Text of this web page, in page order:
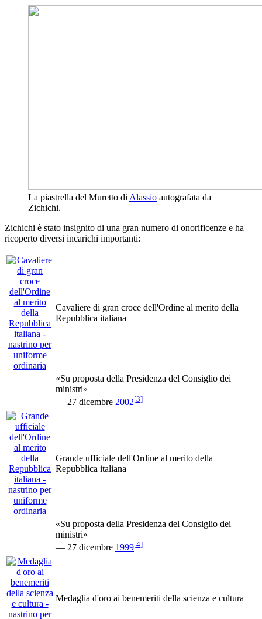
La piastrella del Muretto di Alassio autografata da
Zichichi.
Zichichi è stato insignito di una gran numero di onorificenze e ha
ricoperto diversi incarichi importanti:
Cavaliere di gran croce dell'Ordine al merito della
Repubblica italiana
«Su proposta della Presidenza del Consiglio dei
ministri»
— 27 dicembre 2002[3]
Grande ufficiale dell'Ordine al merito della
Repubblica italiana
«Su proposta della Presidenza del Consiglio dei
ministri»
— 27 dicembre 1999[4]
Medaglia d'oro ai benemeriti della scienza e cultura